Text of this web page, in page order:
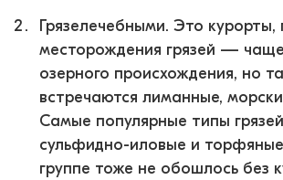
Грязелечебными. Это курорты,
месторождения грязей — чаще
озерного происхождения, но
встречаются лиманные,
Самые популярные типы
сульфидно-иловые и
группе тоже не обошлось без